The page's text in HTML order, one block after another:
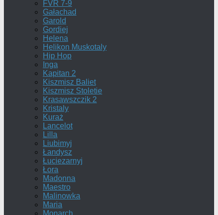
FVR 7-9
Gałachad
Garold
Gordiej
Helena
Helikon Muskotaly
Hip Hop
Inga
Kapitan 2
Kiszmisz Baliet
Kiszmisz Stoletie
Krasawszczik 2
Kristaly
Kuraż
Lancelot
Lilla
Liubimyj
Łandysz
Łuciezarnyj
Łora
Madonna
Maestro
Malinowka
Maria
Monarch